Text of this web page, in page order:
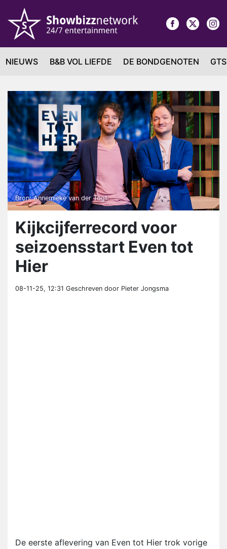
NIEUWS B&B VOL LIEFDE DE BONDGENOTEN
Bron: Annemieke van der Togt
Kijkcijferrecord voor
seizoensstart Even tot
Hier
08-11-25, 12:31 Geschreven door Pieter Jongsma
De eerste aflevering van Even tot Hier trok vorige